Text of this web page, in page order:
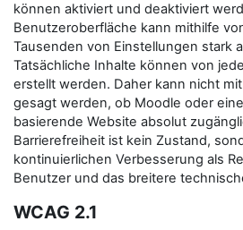
können aktiviert und deaktiviert
Benutzeroberfläche kann mithilfe
Tausenden von Einstellungen stark
Tatsächliche Inhalte können von
erstellt werden. Daher kann nicht
gesagt werden, ob Moodle oder
basierende Website absolut
Barrierefreiheit ist kein Zustand,
kontinuierlichen Verbesserung als
Benutzer und das breitere
WCAG 2.1